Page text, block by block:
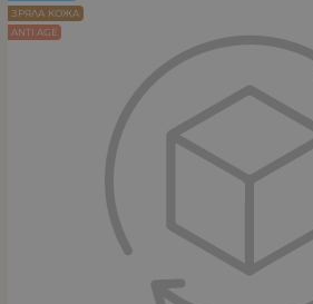
ЗРЯЛА КОЖА
ANTI AGE